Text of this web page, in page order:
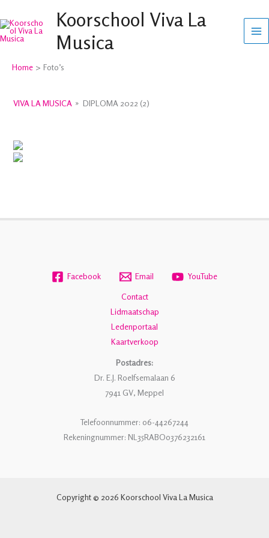
naar
de
Koorschool Viva La
Musica
Home Foto’s
VIVA LA MUSICA » DIPLOMA 2022 (2)
Facebook Email YouTube
Contact
Lidmaatschap
Ledenportaal
Kaartverkoop
Postadres:
Dr. E.J. Roelfsemalaan 6
7941 GV, Meppel
Telefoonnummer: 06-44267244
Rekeningnummer: NL35RABO0376232161
Copyright © 2026 Koorschool Viva La Musica